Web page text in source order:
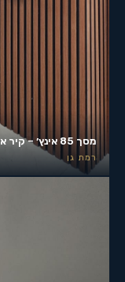
מסך 85 אינץ׳ – קיר אירועים חיפוי פולימרי
רמת גן